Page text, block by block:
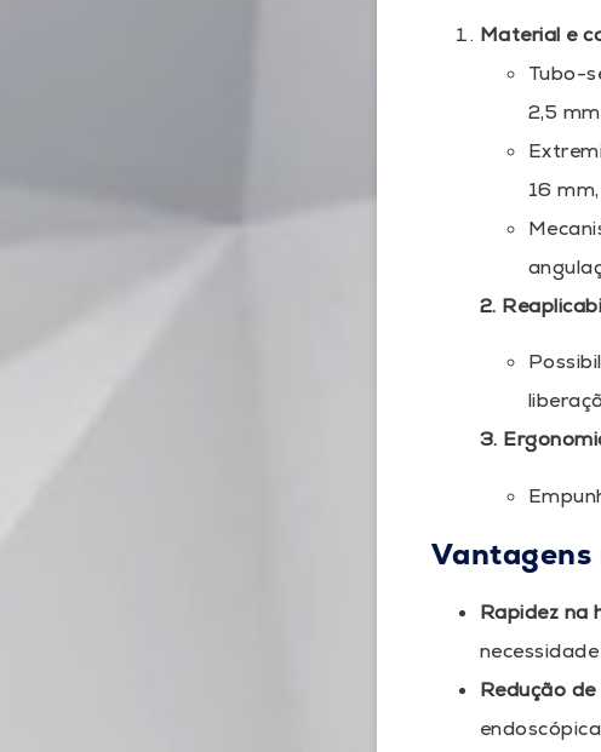
Material e
Tubo-
2,5
16
2.
3.
Rapidez na
Redução